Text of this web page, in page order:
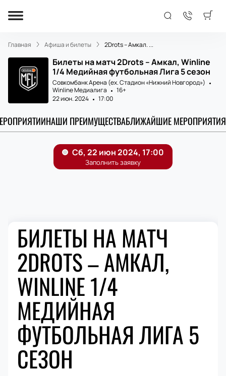
Главная Афиша и билеты 2Drots – Амкал. ...
Билеты на матч 2Drots – Амкал, Winline
1/4 Медийная футбольная Лига 5 сезон
Совкомбанк Арена (ex. Стадион «Нижний Новгород»)
Winline Медиалига
16+
22 июн. 2024
17:00
НАШИ ПРЕИМУЩЕСТВАБЛИЖАЙШИЕ МЕРОПРИЯТИЯ
БИЛЕТЫ НА МАТЧ
2DROTS – АМКАЛ,
WINLINE 1/4
МЕДИЙНАЯ
ФУТБОЛЬНАЯ ЛИГА 5
СЕЗОН